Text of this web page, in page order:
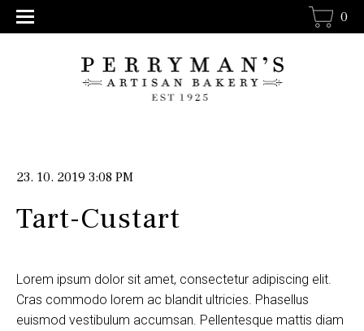
0
23. 10. 2019 3:08 PM
Tart-Custart
Lorem ipsum dolor sit amet, consectetur adipiscing elit.
Cras commodo lorem ac blandit ultricies. Phasellus
euismod vestibulum accumsan. Pellentesque mattis diam